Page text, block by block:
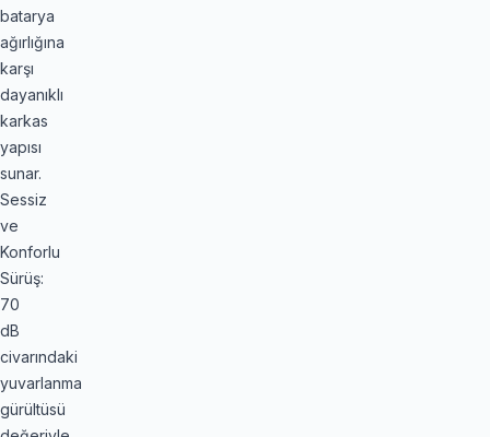
batarya
ağırlığına
karşı
dayanıklı
karkas
yapısı
sunar.
Sessiz
ve
Konforlu
Sürüş:
70
dB
civarındaki
yuvarlanma
gürültüsü